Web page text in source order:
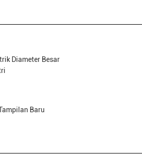
Diameter Besar
Baru